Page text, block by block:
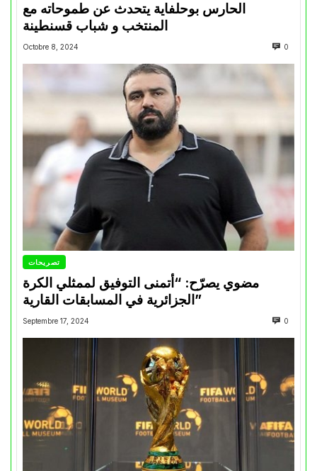
الحارس بوحلفاية يتحدث عن طموحاته مع
المنتخب و شباب قسنطينة
Octobre 8, 2024 0
تصريحات
مضوي يصرّح: “أتمنى التوفيق لممثلي الكرة
الجزائرية في المسابقات القارية”
Septembre 17, 2024 0